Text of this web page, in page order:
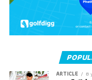
ARTICLE 8